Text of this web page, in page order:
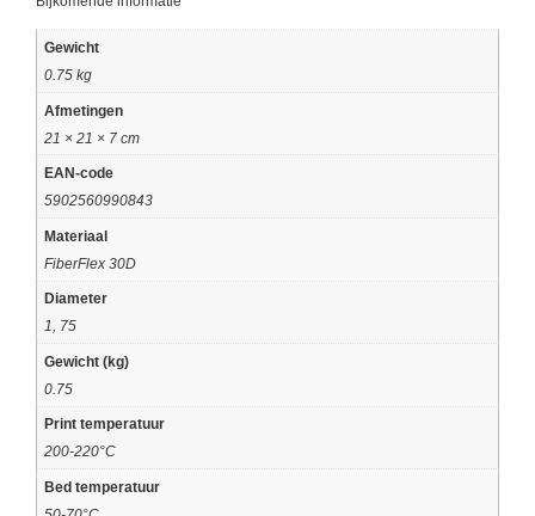
Gewicht
0.75 kg
Afmetingen
21 × 21 × 7 cm
EAN-code
5902560990843
Materiaal
FiberFlex 30D
Diameter
1, 75
Gewicht (kg)
0.75
Print temperatuur
200-220°C
Bed temperatuur